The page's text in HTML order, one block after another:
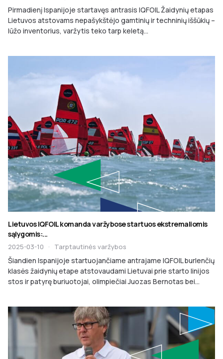
Pirmadienį Ispanijoje startavęs antrasis IQFOIL Žaidynių etapas
Lietuvos atstovams nepašykštėjo gamtinių ir techninių iššūkių –
lūžo inventorius, varžytis teko tarp keletą...
Lietuvos IQFOIL komanda varžybose startuos ekstremaliomis
sąlygomis:...
2025-03-10 · Tarptautinės varžybos
Šiandien Ispanijoje startuojančiame antrajame IQFOIL burlenčių
klasės žaidynių etape atstovaudami Lietuvai prie starto linijos
stos ir patyrę buriuotojai, olimpiečiai Juozas Bernotas bei...